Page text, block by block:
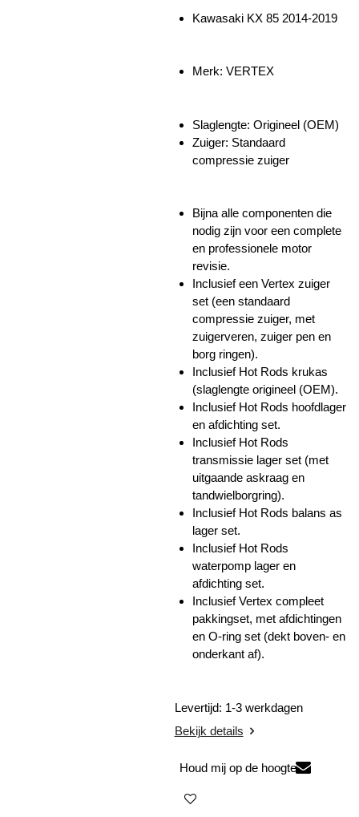
Kawasaki KX 85 2014-2019
Merk: VERTEX
Slaglengte: Origineel (OEM)
Zuiger: Standaard
compressie zuiger
Bijna alle componenten die
nodig zijn voor een complete
en professionele motor
revisie.
Inclusief een Vertex zuiger
set (een standaard
compressie zuiger, met
zuigerveren, zuiger pen en
borg ringen).
Inclusief Hot Rods krukas
(slaglengte origineel (OEM).
Inclusief Hot Rods hoofdlager
en afdichting set.
Inclusief Hot Rods
transmissie lager set (met
uitgaande askraag en
tandwielborgring).
Inclusief Hot Rods balans as
lager set.
Inclusief Hot Rods
waterpomp lager en
afdichting set.
Inclusief Vertex compleet
pakkingset, met afdichtingen
en O-ring set (dekt boven- en
onderkant af).
Levertijd: 1-3 werkdagen
Bekijk details
Houd mij op de hoogte